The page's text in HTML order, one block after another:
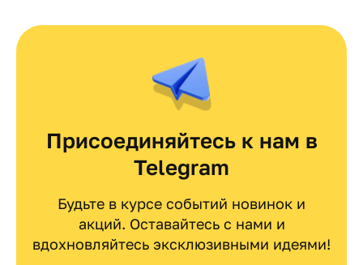
Присоединяйтесь к нам в
Telegram
Будьте в курсе событий новинок и
акций. Оставайтесь с нами и
вдохновляйтесь эксклюзивными идеями!